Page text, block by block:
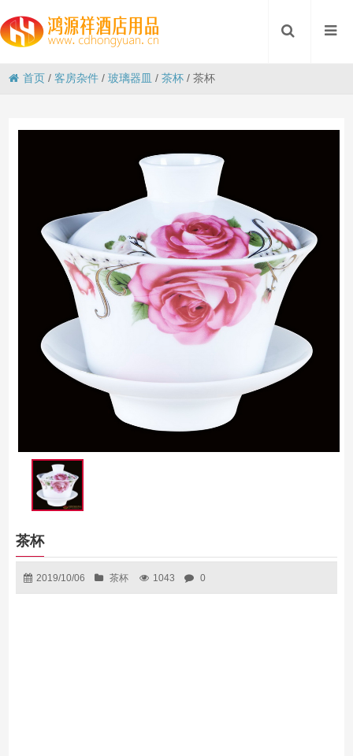
首页 /客房杂件 /玻璃器皿 /茶杯 /茶杯
茶杯
2019/10/06 茶杯 1043 0